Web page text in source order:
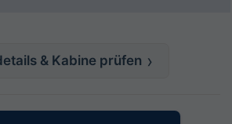
& Kabine prüfen